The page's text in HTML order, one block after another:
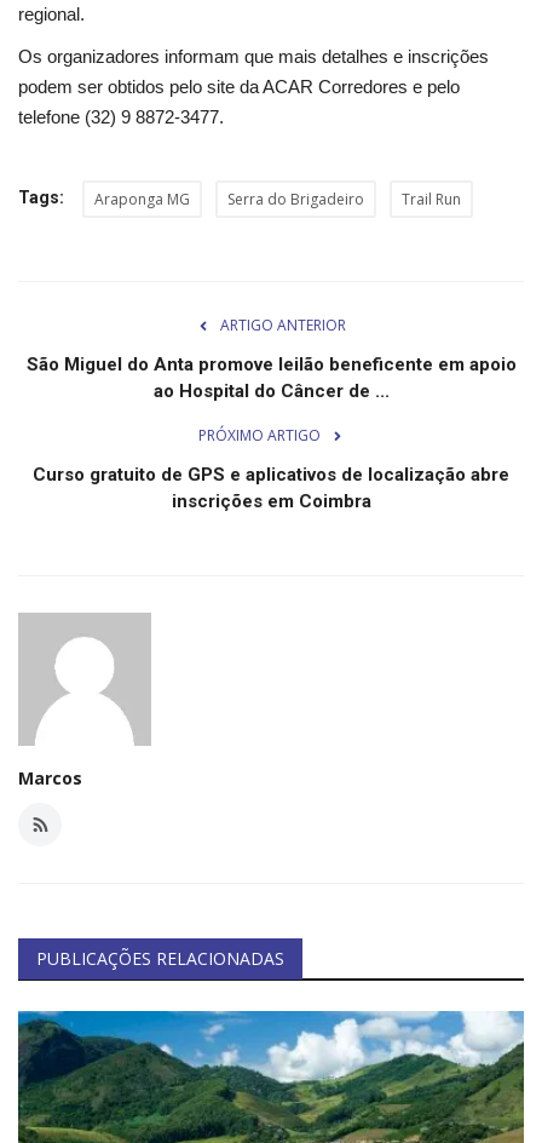
Obituário
regional.
Os organizadores informam que mais detalhes e inscrições
podem ser obtidos pelo site da ACAR Corredores e pelo
telefone (32) 9 8872-3477.
Tags: Araponga MG Serra do Brigadeiro Trail Run
ARTIGO ANTERIOR
São Miguel do Anta promove leilão beneficente em apoio
ao Hospital do Câncer de ...
PRÓXIMO ARTIGO
Curso gratuito de GPS e aplicativos de localização abre
inscrições em Coimbra
Marcos
PUBLICAÇÕES RELACIONADAS